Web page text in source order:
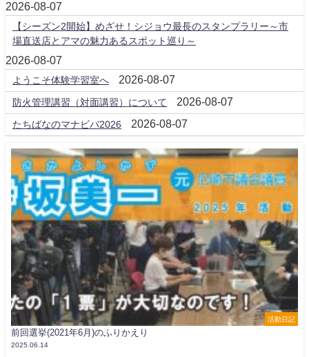
2026-08-07
【シーズン2開始】めざせ！シジョウ最長のスタンプラリー～市
場直送店とアマの魅力あるスポット巡り～
2026-08-07
ようこそ体験学習室へ 2026-08-07
防火管理講習（対面講習）について 2026-08-07
たちばなのマナビバ2026 2026-08-07
活動日記
前回選挙(2021年6月)のふりかえり
2025.06.14